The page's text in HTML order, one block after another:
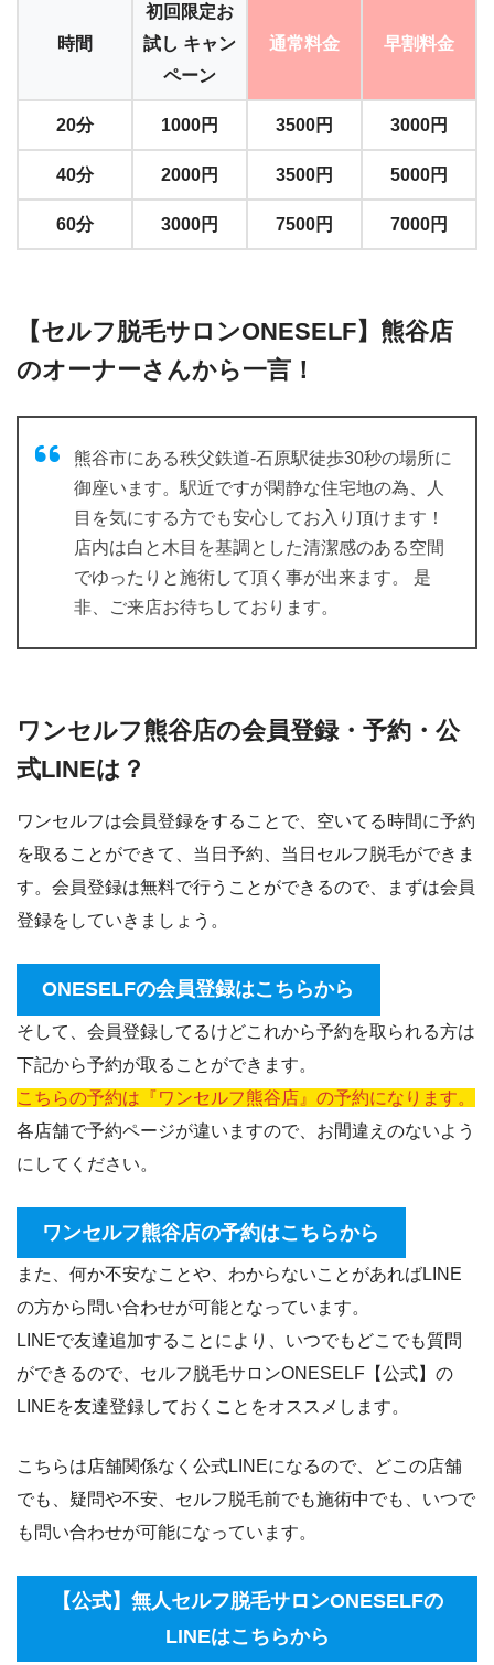
時間
初回限定お
試し キャン
ペーン
通常料金 早割料金
20分 1000円 3500円 3000円
40分 2000円 3500円 5000円
60分 3000円 7500円 7000円
【セルフ脱毛サロンONESELF】熊谷店
のオーナーさんから一言！
熊谷市にある秩父鉄道-石原駅徒歩30秒の場所に
御座います。駅近ですが閑静な住宅地の為、人
目を気にする方でも安心してお入り頂けます！
店内は白と木目を基調とした清潔感のある空間
でゆったりと施術して頂く事が出来ます。 是
非、ご来店お待ちしております。
ワンセルフ熊谷店の会員登録・予約・公
式LINEは？
ワンセルフは会員登録をすることで、空いてる時間に予約
を取ることができて、当日予約、当日セルフ脱毛ができま
す。会員登録は無料で行うことができるので、まずは会員
登録をしていきましょう。
ONESELFの会員登録はこちらから
そして、会員登録してるけどこれから予約を取られる方は
下記から予約が取ることができます。
こちらの予約は『ワンセルフ熊谷店』の予約になります。
各店舗で予約ページが違いますので、お間違えのないよう
にしてください。
ワンセルフ熊谷店の予約はこちらから
また、何か不安なことや、わからないことがあればLINE
の方から問い合わせが可能となっています。
LINEで友達追加することにより、いつでもどこでも質問
ができるので、セルフ脱毛サロンONESELF【公式】の
LINEを友達登録しておくことをオススメします。
こちらは店舗関係なく公式LINEになるので、どこの店舗
でも、疑問や不安、セルフ脱毛前でも施術中でも、いつで
も問い合わせが可能になっています。
【公式】無人セルフ脱毛サロンONESELFの
LINEはこちらから